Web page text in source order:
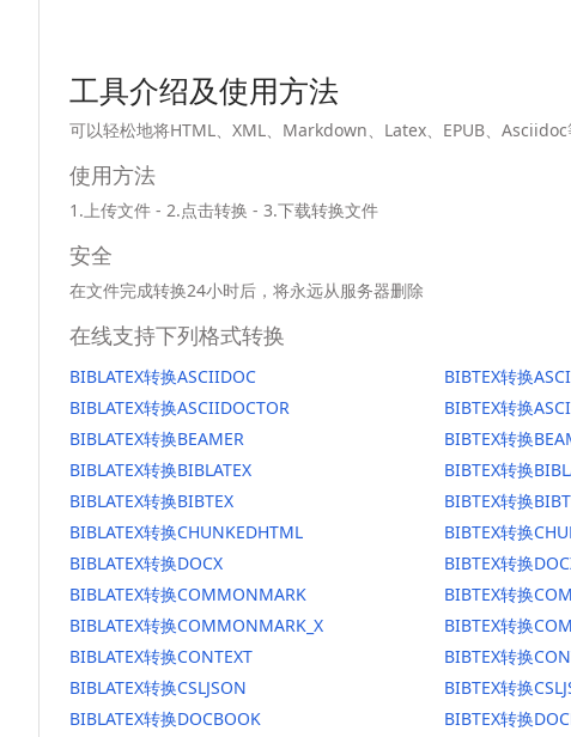
工具介绍及使用方法
可以轻松地将HTML、XML、Markdown、Latex、EPUB、
使用方法
1.上传文件 - 2.点击转换 - 3.下载转换文件
安全
在文件完成转换24小时后，将永远从服务器删除
在线支持下列格式转换
BIBLATEX转换ASCIIDOC
BIBLATEX转换ASCIIDOCTOR
BIBLATEX转换BEAMER
BIBLATEX转换BIBLATEX
BIBLATEX转换BIBTEX
BIBLATEX转换CHUNKEDHTML
BIBLATEX转换DOCX
BIBLATEX转换COMMONMARK
BIBLATEX转换COMMONMARK_X
BIBLATEX转换CONTEXT
BIBLATEX转换CSLJSON
BIBLATEX转换DOCBOOK
BIBTEX转换
BIBTEX转换
BIBTEX转换
BIBTEX转换
BIBTEX转换
BIBTEX转换
BIBTEX转换
BIBTEX转换
BIBTEX转换
BIBTEX转换
BIBTEX转换
BIBTEX转换